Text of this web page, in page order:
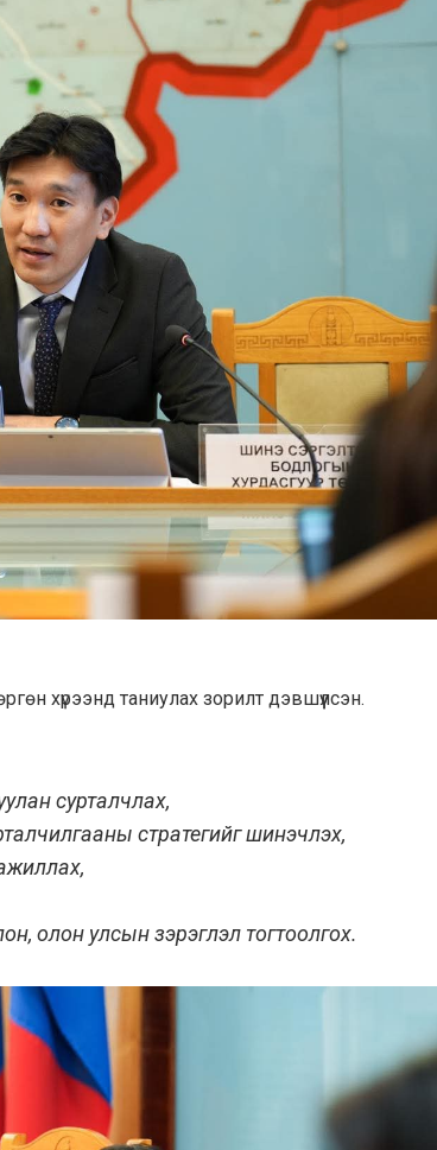
хүрээнд таниулах зорилт дэвшүүлсэн.
сурталчлах,
стратегийг шинэчлэх,
олон улсын зэрэглэл тогтоолгох.